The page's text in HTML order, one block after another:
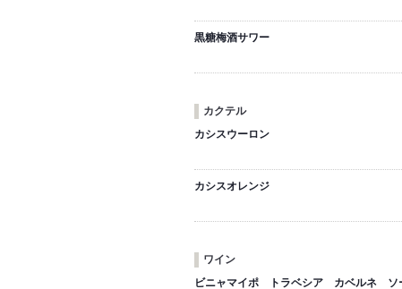
黒糖梅酒サワー
カクテル
カシスウーロン
カシスオレンジ
ワイン
ビニャマイポ トラベシア カベルネ ソ